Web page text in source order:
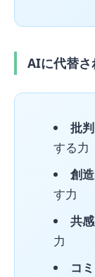
AIに代替さ
批
する力
創
す力
共
力
コ